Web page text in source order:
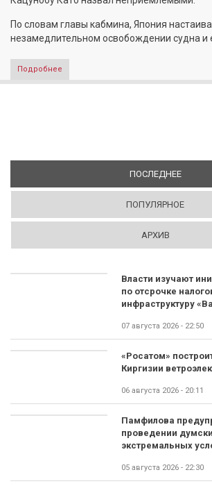
По словам главы кабмина, Япония
незамедлительном освобождении судна и
Подробнее
ПОСЛЕДНЕЕ
ПОПУЛЯРНОЕ
АРХИВ
Власти изучают
по отсрочке
инфраструктуру
07 августа 2026 - 22:50
«Росатом»
Киргизии
06 августа 2026 - 20:11
Памфилова
проведении
экстремальных
05 августа 2026 - 22:30